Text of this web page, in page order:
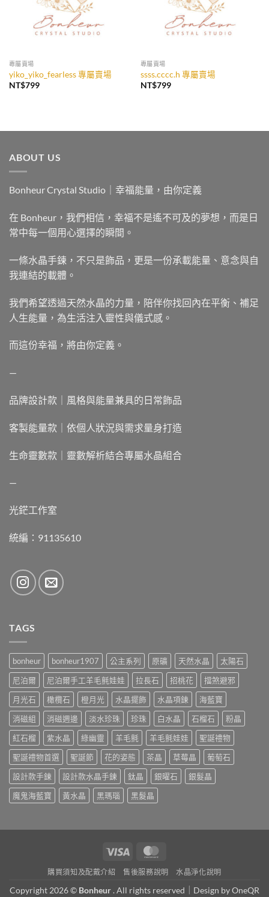
專屬賣場
yiko_yiko_fearless 專屬賣場
NT$799
專屬賣場
ssss.cccc.h 專屬賣場
NT$799
ABOUT US
Bonheur Crystal Studio｜幸福能量，由你定義
在 Bonheur，我們相信，幸福不是遙不可及的夢想，而是日
常中每一個用心選擇的瞬間。
一條水晶手鍊，不只是飾品，更是一份承載能量、意念與自
我連結的載體。
我們希望透過天然水晶的力量，陪伴你找回內在平衡、補足
人生能量，為生活注入靈性與儀式感。
而這份幸福，將由你定義。
—
品牌設計款｜風格與能量兼具的日常飾品
客製能量款｜依個人狀況與需求量身打造
生命靈數款｜靈數解析結合專屬水晶組合
—
光鋩工作室
統編：91135610
TAGS
bonheur bonheur1907 公主系列 原礦 天然水晶
太陽石
尼泊爾
尼泊爾手工羊毛氈娃娃 拉長石 招桃花
擋煞避邪
月光石
橄欖石 橙月光 水晶擺飾 水晶項鍊
海藍寶
消磁組
消磁週邊 淡水珍珠 珍珠 白水晶 石榴石
粉晶
紅石榴
紫水晶 綠幽靈 羊毛氈 羊毛氈娃娃
聖誕禮物
聖誕禮物首選
聖誕節 花的姿態 茶晶 草莓晶
葡萄石
設計款手鍊
設計款水晶手鍊 鈦晶 銀曜石
銀髮晶
魔鬼海藍寶
黃水晶 黑瑪瑙 黑髮晶
Visa
購買須知及配戴介紹 售後服務說明 水晶淨化說明
Copyright 2026 © Bonheur. All rights reserved｜Design byOneQR